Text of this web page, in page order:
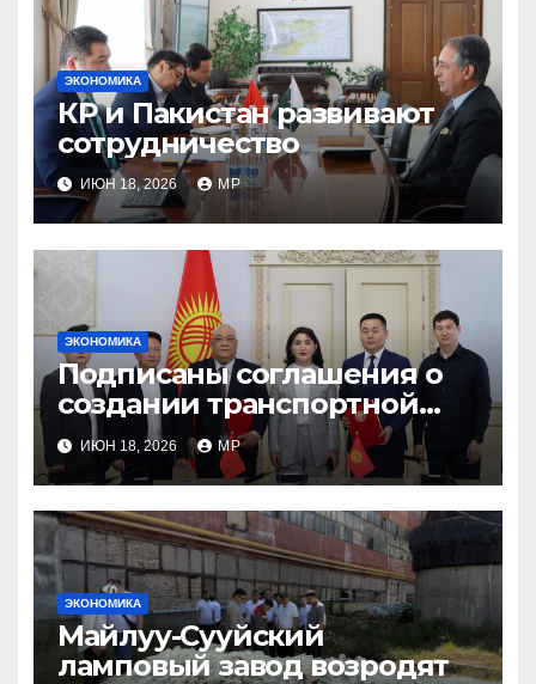
ЭКОНОМИКА
КР и Пакистан развивают
сотрудничество
ИЮН 18, 2026 MP
ЭКОНОМИКА
Подписаны соглашения о
создании транспортной
инфраструктуры
ИЮН 18, 2026 MP
ЭКОНОМИКА
Майлуу-Сууйский
ламповый завод возродят